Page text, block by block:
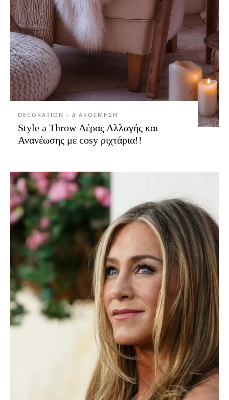
DECORATION - ΔΙΑΚΟΣΜΗΣΗ
Style a Throw Αέρας Αλλαγής και
Ανανέωσης με cosy ριχτάρια!!